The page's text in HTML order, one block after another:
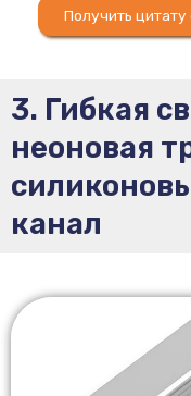
Получить цитату
3. Гибкая
неоновая
канал